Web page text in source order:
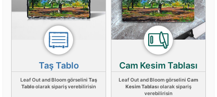
Taş Tablo
Leaf Out and Bloom görselini Taş
Tabloolarak sipariş verebilirisin
Cam Kesim Tablası
Leaf Out and Bloom görselini Cam
Kesim Tablası olarak sipariş
verebilirisin